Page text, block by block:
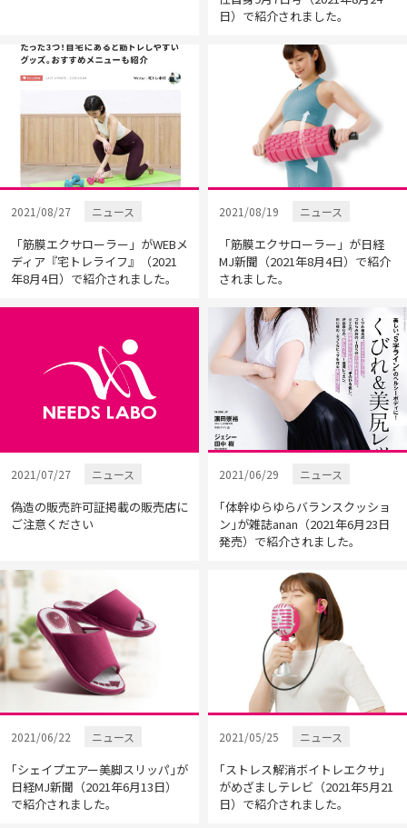
日）で紹介されました。
2021/08/27 ニュース
「筋膜エクサローラー」がWEBメ
ディア『宅トレライフ』（2021
年8月4日）で紹介されました。
2021/08/19 ニュース
「筋膜エクサローラー」が日経
MJ新聞（2021年8月4日）で紹介
されました。
2021/07/27 ニュース
偽造の販売許可証掲載の販売店に
ご注意ください
2021/06/29 ニュース
｢体幹ゆらゆらバランスクッショ
ン｣が雑誌anan（2021年6月23日
発売）で紹介されました。
2021/06/22 ニュース
｢シェイプエアー美脚スリッパ｣が
日経MJ新聞（2021年6月13日）
で紹介されました。
2021/05/25 ニュース
｢ストレス解消ボイトレエクサ｣
がめざましテレビ（2021年5月21
日）で紹介されました。